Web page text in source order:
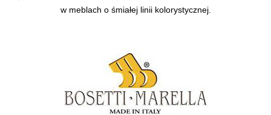
w meblach o śmiałej linii kolorystycznej.